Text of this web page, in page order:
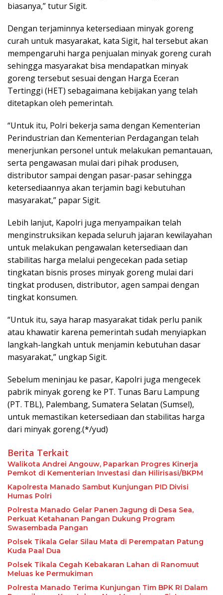
biasanya,” tutur Sigit.
Dengan terjaminnya ketersediaan minyak goreng
curah untuk masyarakat, kata Sigit, hal tersebut akan
mempengaruhi harga penjualan minyak goreng curah
sehingga masyarakat bisa mendapatkan minyak
goreng tersebut sesuai dengan Harga Eceran
Tertinggi (HET) sebagaimana kebijakan yang telah
ditetapkan oleh pemerintah.
“Untuk itu, Polri bekerja sama dengan Kementerian
Perindustrian dan Kementerian Perdagangan telah
menerjunkan personel untuk melakukan pemantauan,
serta pengawasan mulai dari pihak produsen,
distributor sampai dengan pasar-pasar sehingga
ketersediaannya akan terjamin bagi kebutuhan
masyarakat,” papar Sigit.
Lebih lanjut, Kapolri juga menyampaikan telah
menginstruksikan kepada seluruh jajaran kewilayahan
untuk melakukan pengawalan ketersediaan dan
stabilitas harga melalui pengecekan pada setiap
tingkatan bisnis proses minyak goreng mulai dari
tingkat produsen, distributor, agen sampai dengan
tingkat konsumen.
“Untuk itu, saya harap masyarakat tidak perlu panik
atau khawatir karena pemerintah sudah menyiapkan
langkah-langkah untuk menjamin kebutuhan dasar
masyarakat,” ungkap Sigit.
Sebelum meninjau ke pasar, Kapolri juga mengecek
pabrik minyak goreng ke PT. Tunas Baru Lampung
(PT. TBL), Palembang, Sumatera Selatan (Sumsel),
untuk memastikan ketersediaan dan stabilitas harga
dari minyak goreng.(*/yud)
Berita Terkait
Walikota Andrei Angouw, Paparkan Progres Kinerja
Pemkot di Kementerian Investasi dan Hilirisasi/BKPM
Kapolresta Manado Sambut Kunjungan PID Divisi
Humas Polri
Polresta Manado Gelar Panen Jagung di Desa Sea,
Perkuat Ketahanan Pangan Dukung Program
Swasembada Pangan
Polsek Tikala Gelar Silau Mata di Perempatan Patung
Kuda Paal Dua
Polsek Tikala Cegah Kebakaran Lahan di Ranomuut
Meluas ke Permukiman
Polresta Manado Terima Kunjungan Tim BPK RI Dalam